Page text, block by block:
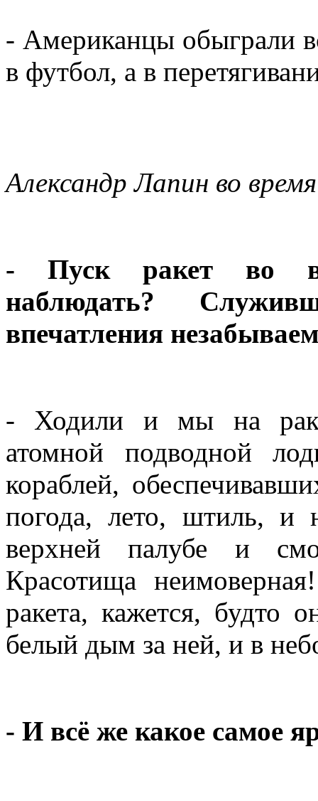
- Американцы обыграли
в футбол, а в
Александр Лапин во
- Пуск ракет во
наблюдать?
впечатления
- Ходили и мы на
атомной подводной
кораблей,
погода, лето, штиль, и
верхней палубе и
Красотища
ракета, кажется, будто
белый дым за ней, и в
- И всё же какое самое